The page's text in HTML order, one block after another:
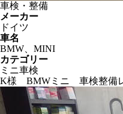
車検・整備
メーカー
ドイツ
車名
BMW、MINI
カテゴリー
ミニ車検
K様 BMWミニ 車検整備レ